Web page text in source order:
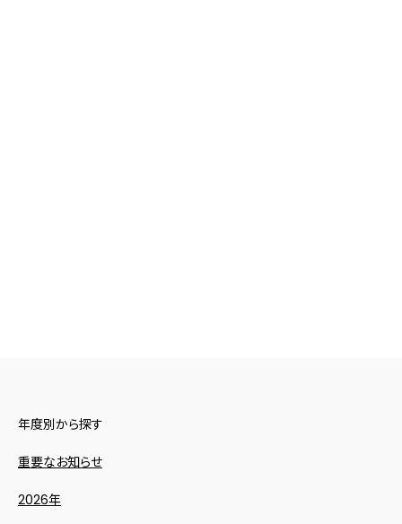
年度別から探す
重要なお知らせ
2026年